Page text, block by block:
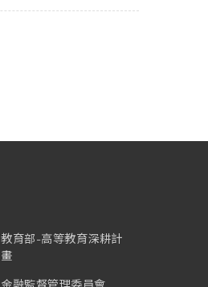
教育部-高等教育深耕計
畫